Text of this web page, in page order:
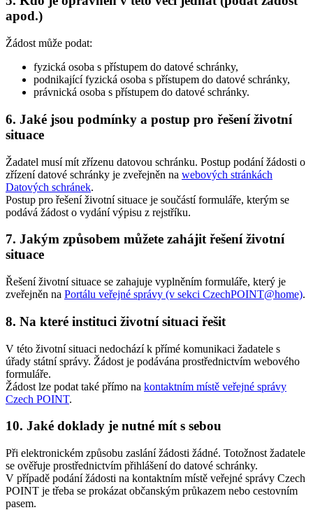
apod.)
Žádost může podat:
fyzická osoba s přístupem do datové schránky,
podnikající fyzická osoba s přístupem do datové schránky,
právnická osoba s přístupem do datové schránky.
6. Jaké jsou podmínky a postup pro řešení životní
situace
Žadatel musí mít zřízenu datovou schránku. Postup podání žádosti o
zřízení datové schránky je zveřejněn na webových stránkách
Datových schránek.
Postup pro řešení životní situace je součástí formuláře, kterým se
podává žádost o vydání výpisu z rejstříku.
7. Jakým způsobem můžete zahájit řešení životní
situace
Řešení životní situace se zahajuje vyplněním formuláře, který je
zveřejněn na Portálu veřejné správy (v sekci CzechPOINT@home).
8. Na které instituci životní situaci řešit
V této životní situaci nedochází k přímé komunikaci žadatele s
úřady státní správy. Žádost je podávána prostřednictvím webového
formuláře.
Žádost lze podat také přímo na kontaktním místě veřejné správy
Czech POINT.
10. Jaké doklady je nutné mít s sebou
Při elektronickém způsobu zaslání žádosti žádné. Totožnost žadatele
se ověřuje prostřednictvím přihlášení do datové schránky.
V případě podání žádosti na kontaktním místě veřejné správy Czech
POINT je třeba se prokázat občanským průkazem nebo cestovním
pasem.